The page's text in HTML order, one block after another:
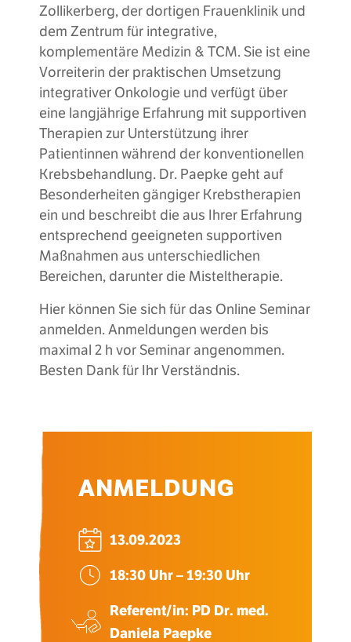
Zollikerberg, der dortigen Frauenklinik und
dem Zentrum für integrative,
komplementäre Medizin & TCM. Sie ist eine
Vorreiterin der praktischen Umsetzung
integrativer Onkologie und verfügt über
eine langjährige Erfahrung mit supportiven
Therapien zur Unterstützung ihrer
Patientinnen während der konventionellen
Krebsbehandlung. Dr. Paepke geht auf
Besonderheiten gängiger Krebstherapien
ein und beschreibt die aus Ihrer Erfahrung
entsprechend geeigneten supportiven
Maßnahmen aus unterschiedlichen
Bereichen, darunter die Misteltherapie.
Hier können Sie sich für das Online Seminar
anmelden. Anmeldungen werden bis
maximal 2 h vor Seminar angenommen.
Besten Dank für Ihr Verständnis.
ANMELDUNG
13.09.2023
18:30 Uhr – 19:30 Uhr
Referent/in: PD Dr. med.
Daniela Paepke